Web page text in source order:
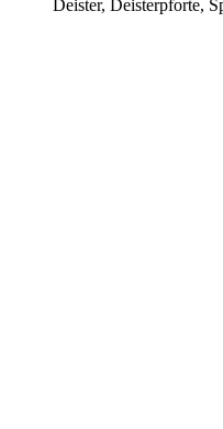
Deister, Deisterpforte,